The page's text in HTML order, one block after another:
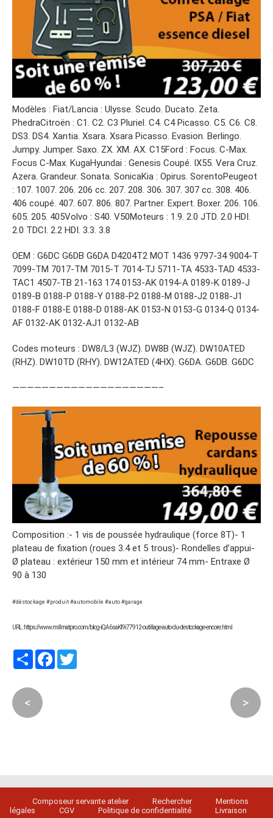
Modèles : Fiat/Lancia : Ulysse. Scudo. Ducato. Zeta.
PhedraCitroën : C1. C2. C3 Pluriel. C4. C4 Picasso. C5. C6. C8.
DS3. DS4. Xantia. Xsara. Xsara Picasso. Evasion. Berlingo.
Jumpy. Jumper. Saxo. ZX. XM. AX. C15Ford : Focus. C-Max.
Focus C-Max. KugaHyundai : Genesis Coupé. IX55. Vera Cruz.
Azera. Grandeur. Sonata. SonicaKia : Opirus. SorentoPeugeot
: 107. 1007. 206. 206 cc. 207. 208. 306. 307. 307 cc. 308. 406.
406 coupé. 407. 607. 806. 807. Partner. Expert. Boxer. 206. 106.
605. 205. 405Volvo : S40. V50Moteurs : 1.9. 2.0 JTD. 2.0 HDI.
2.0 TDCI. 2.2 HDI. 3.3. 3.8
OEM : G6DC G6DB G6DA D4204T2 MOT 1436 9797-34 9004-T
7099-TM 7017-TM 7015-T 7014-TJ 5711-TA 4533-TAD 4533-
TAC1 4507-TB 21-163 174 0153-AK 0194-A 0189-K 0189-J
0189-B 0188-P 0188-Y 0188-P2 0188-M 0188-J2 0188-J1
0188-F 0188-E 0188-D 0188-AK 0153-N 0153-G 0134-Q 0134-
AF 0132-AK 0132-AJ1 0132-AB
Codes moteurs : DW8/L3 (WJZ). DW8B (WJZ). DW10ATED
(RHZ). DW10TD (RHY). DW12ATED (4HX). G6DA. G6DB. G6DC
————————————————————–
Composition :- 1 vis de poussée hydraulique (force 8T)- 1
plateau de fixation (roues 3.4 et 5 trous)- Rondelles d’appui-
Ø plateau : extérieur 150 mm et intérieur 74 mm- Entraxe Ø
90 à 130
#déstockage #produit #automobile #auto #garage
URL : https://www.millmatpro.com/blog-iQA6saKI9i77912-outillage-auto-du-destockage-encore.html
PartagerFacebook
< >
Composeur servante atelier Rechercher
Mentions
légales
CGV Politique de confidentialité Livraison